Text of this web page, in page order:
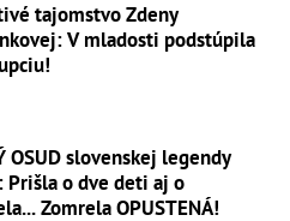
tajomstvo Zdeny
V mladosti podstúpila
OSUD slovenskej legendy
Prišla o dve deti aj o
Zomrela OPUSTENÁ!